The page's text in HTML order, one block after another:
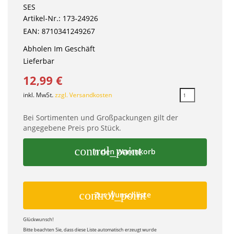
SES
Artikel-Nr.: 173-24926
EAN: 8710341249267
Abholen Im Geschäft
Lieferbar
12,99 €
inkl. MwSt.zzgl. Versandkosten
Bei Sortimenten und Großpackungen gilt der
angegebene Preis pro Stück.
control_point
In den Warenkorb
control_point
Zur Wunschliste
Glückwunsch!
Bitte beachten Sie, dass diese Liste automatisch erzeugt wurde